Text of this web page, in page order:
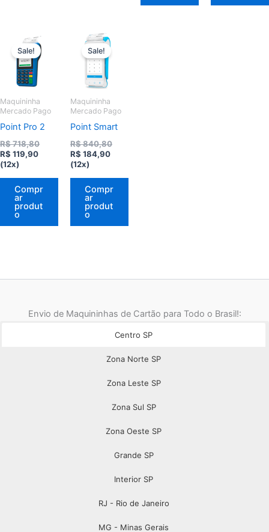
Sale!
Maquininha
Mercado Pago
Point Pro 2
R$718,80O
R$ 119,90O
R$ 119,90.
(12x)
Compr
ar
produt
o
Sale!
Maquininha
Mercado Pago
Point Smart
R$840,80O
R$ 184,90O
R$ 184,90.
(12x)
Compr
ar
produt
o
Envio de Maquininhas de Cartão para Todo o Brasil!:
Centro SP
Zona Norte SP
Zona Leste SP
Zona Sul SP
Zona Oeste SP
Grande SP
Interior SP
RJ - Rio de Janeiro
MG - Minas Gerais